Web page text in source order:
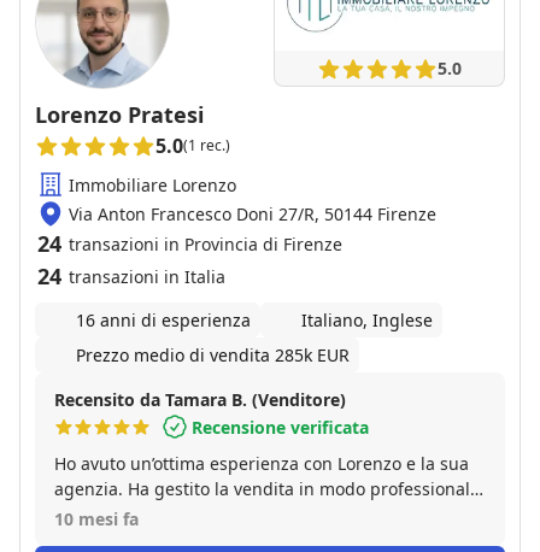
acquistare casa anche se era con in altra agenzia …
che dire fantastici ve li consiglio con loro nasce un
amicizia grazie Ciro grazie Ghino ♥️
5.0
Lorenzo Pratesi
5.0(1 rec.)
Immobiliare Lorenzo
Via Anton Francesco Doni 27/R, 50144 Firenze
24 transazioni in Provincia di Firenze
24 transazioni in Italia
16 anni di esperienza
Italiano, Inglese
Prezzo medio di vendita 285k EUR
Recensito da Tamara B. (Venditore)
Recensione verificata
Ho avuto un’ottima esperienza con Lorenzo e la sua
agenzia. Ha gestito la vendita in modo professionale,
preciso e sempre disponibile. L’immobile è stato
10 mesi fa